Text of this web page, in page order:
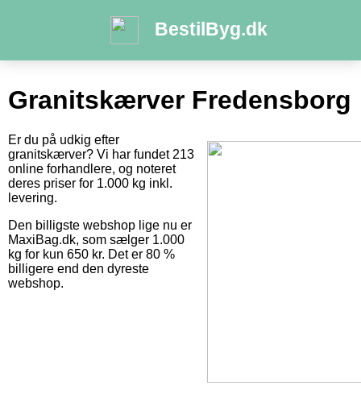
BestilByg.dk
Granitskærver Fredensborg
Er du på udkig efter
granitskærver? Vi har fundet 213
online forhandlere, og noteret
deres priser for 1.000 kg inkl.
levering.
Den billigste webshop lige nu er
MaxiBag.dk, som sælger 1.000
kg for kun 650 kr. Det er 80 %
billigere end den dyreste
webshop.